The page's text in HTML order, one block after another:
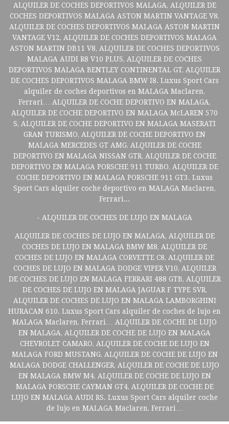
ALQUILER DE COCHES DEPORTIVOS MALAGA, ALQUILER DE
COCHES DEPORTIVOS MALAGA ASTON MARTIN VANTAGE V8,
ALQUILER DE COCHES DEPORTIVOS MALAGA ASTON MARTIN
VANTAGE V12, ALQUILER DE COCHES DEPORTIVOS MALAGA
ASTON MARTIN DB11 V8, ALQUILER DE COCHES DEPORTIVOS
MALAGA AUDI R8 V10 PLUS, ALQUILER DE COCHES
DEPORTIVOS MALAGA BENTLEY CONTINENTAL GT, ALQUILER
DE COCHES DEPORTIVOS MALAGA BMW I8. Luxus Sport Cars
alquiler de coches deportivos en MALAGA Maclaren,
Ferrari… ALQUILER DE COCHE DEPORTIVO EN MALAGA,
ALQUILER DE COCHE DEPORTIVO EN MALAGA McLAREN 570
S, ALQUILER DE COCHE DEPORTIVO EN MALAGA MASERATI
GRAN TURISMO, ALQUILER DE COCHE DEPORTIVO EN
MALAGA MERCEDES GT AMG, ALQUILER DE COCHE
DEPORTIVO EN MALAGA NISSAN GTR, ALQUILER DE COCHE
DEPORTIVO EN MALAGA PORSCHE 911 TURBO, ALQUILER DE
COCHE DEPORTIVO EN MALAGA PORSCHE 911 GT3. Luxus
Sport Cars alquiler coche deportivo en MALAGA Maclaren,
Ferrari...
- ALQUILER DE COCHES DE LUJO EN MALAGA
ALQUILER DE COCHES DE LUJO EN MALAGA, ALQUILER DE
COCHES DE LUJO EN MALAGA BMW M8, ALQUILER DE
COCHES DE LUJO EN MALAGA CORVETTE C8, ALQUILER DE
COCHES DE LUJO EN MALAGA DODGE VIPER V10, ALQUILER
DE COCHES DE LUJO EN MALAGA FERRARI 488 GTB, ALQUILER
DE COCHES DE LUJO EN MALAGA JAGUAR F TYPE SVR,
ALQUILER DE COCHES DE LUJO EN MALAGA LAMBORGHINI
HURACAN 610. Luxus Sport Cars alquiler de coches de lujo en
MALAGA Maclaren, Ferrari… ALQUILER DE COCHE DE LUJO
EN MALAGA, ALQUILER DE COCHE DE LUJO EN MALAGA
CHEVROLET CAMARO, ALQUILER DE COCHE DE LUJO EN
MALAGA FORD MUSTANG, ALQUILER DE COCHE DE LUJO EN
MALAGA DODGE CHALLENGER, ALQUILER DE COCHE DE LUJO
EN MALAGA BMW M4, ALQUILER DE COCHE DE LUJO EN
MALAGA PORSCHE CAYMAN GT4, ALQUILER DE COCHE DE
LUJO EN MALAGA AUDI RS. Luxus Sport Cars alquiler coche
de lujo en MALAGA Maclaren, Ferrari…